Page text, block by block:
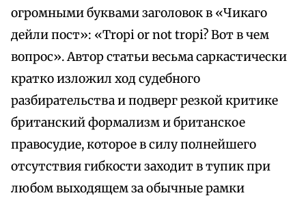
огромными буквами заголовок в «Чикаго
дейли пост»: «Tropi or not tropi? Вот в чем
вопрос». Автор статьи весьма саркастически
кратко изложил ход судебного
разбирательства и подверг резкой критике
британский формализм и британское
правосудие, которое в силу полнейшего
отсутствия гибкости заходит в тупик при
любом выходящем за обычные рамки